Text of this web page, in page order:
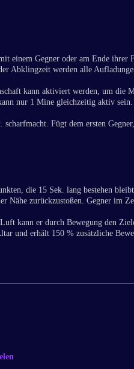
einem Gegner oder am Ende
Abklingzeit werden alle
kann aktiviert werden, um die
nur 1 Mine gleichzeitig aktiv sein.
Fügt dem ersten
die 15 Sek. lang bestehen
Nähe zurückzustoßen. Gegner im
kann er durch Bewegung den
und erhält 150 % zusätzliche